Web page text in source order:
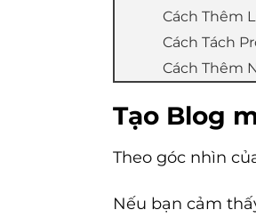
Cách Thêm
Cách Tách
Cách Thêm
Tạo Blog
Theo góc nhìn
Nếu bạn cảm